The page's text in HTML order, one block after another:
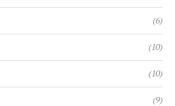
(6)
(10)
(10)
(9)